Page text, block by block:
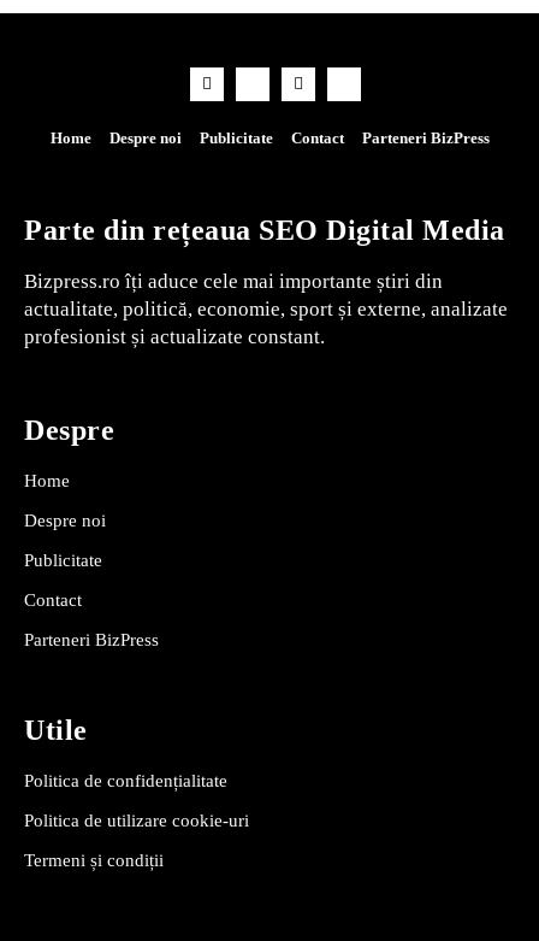
Home Despre noi Publicitate Contact Parteneri BizPress
Parte din rețeaua SEO Digital Media
Bizpress.ro îți aduce cele mai importante știri din
actualitate, politică, economie, sport și externe, analizate
profesionist și actualizate constant.
Despre
Home
Despre noi
Publicitate
Contact
Parteneri BizPress
Utile
Politica de confidențialitate
Politica de utilizare cookie-uri
Termeni și condiții